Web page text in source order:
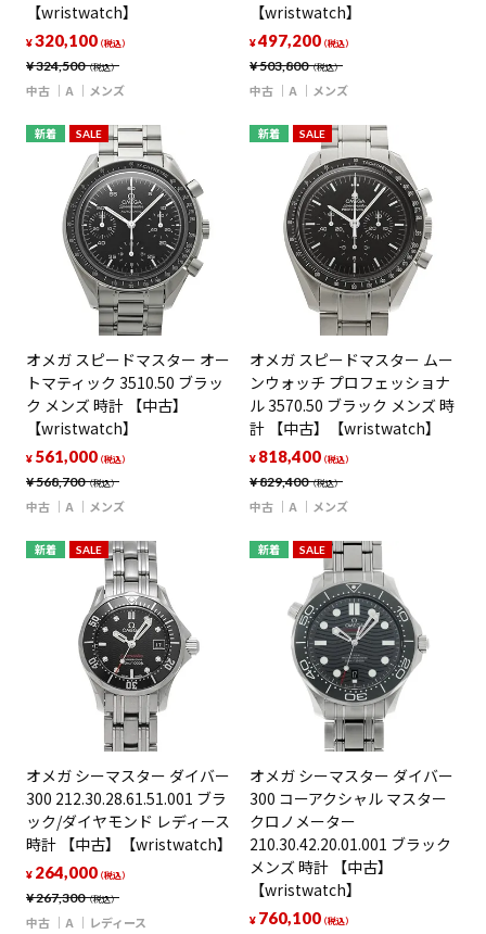
【wristwatch】
¥324,500（税込）
¥320,100（税込）
中古 A メンズ
【wristwatch】
¥503,800（税込）
¥497,200（税込）
中古 A メンズ
新着 SALE
オメガ スピードマスター オー
トマティック 3510.50 ブラッ
ク メンズ 時計 【中古】
【wristwatch】
¥568,700（税込）
¥ 561,000（税込）
中古 A メンズ
新着 SALE
オメガ スピードマスター ムー
ンウォッチ プロフェッショナ
ル 3570.50 ブラック メンズ 時
計 【中古】【wristwatch】
¥829,400（税込）
¥ 818,400（税込）
中古 A メンズ
新着 SALE
オメガ シーマスター ダイバー
300 212.30.28.61.51.001 ブラ
ック/ダイヤモンド レディース
時計 【中古】【wristwatch】
¥267,300（税込）
¥ 264,000（税込）
中古 A レディース
新着 SALE
オメガ シーマスター ダイバー
300 コーアクシャル マスター
クロノメーター
210.30.42.20.01.001 ブラック
メンズ 時計 【中古】
【wristwatch】
¥ 760,100（税込）